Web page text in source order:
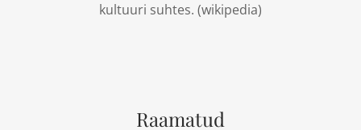
kultuuri suhtes. (wikipedia)
Raamatud